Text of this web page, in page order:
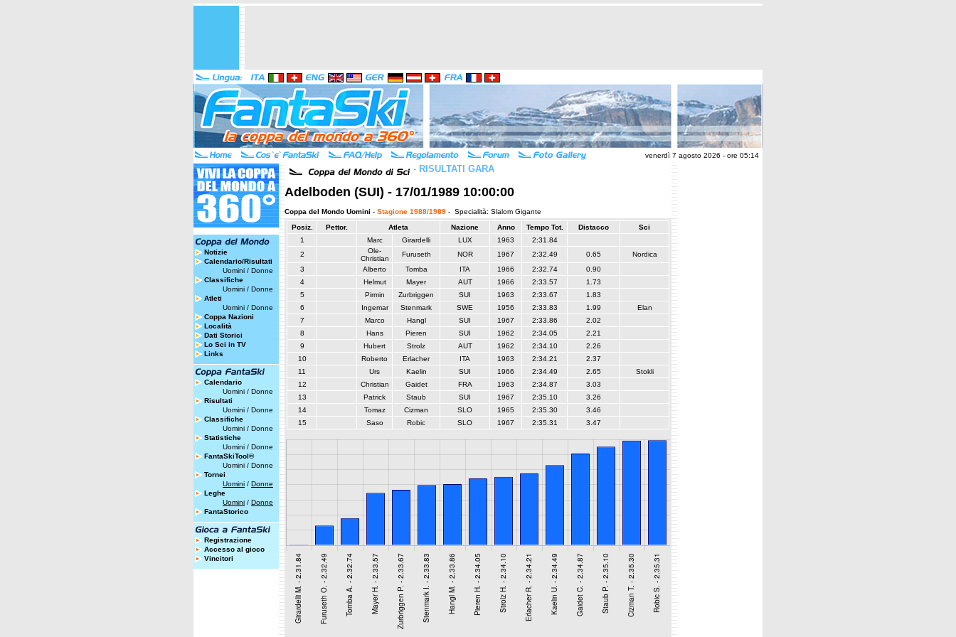
venerdì 7 agosto 2026 - ore 05:14
Notizie
Calendario/Risultati
Uomini / Donne
Classifiche
Uomini / Donne
Atleti
Uomini / Donne
Coppa Nazioni
Località
Dati Storici
Lo Sci in TV
Links
Calendario
Uomini / Donne
Risultati
Uomini / Donne
Classifiche
Uomini / Donne
Statistiche
Uomini / Donne
FantaSkiTool®
Uomini / Donne
Tornei
Uomini / Donne
Leghe
Uomini / Donne
FantaStorico
Registrazione
Accesso al gioco
Vincitori
- RISULTATI GARA
Adelboden (SUI) - 17/01/1989 10:00:00
Coppa del Mondo Uomini - Stagione 1988/1989 - Specialità: Slalom Gigante
Posiz. Pettor. Atleta Nazione Anno Tempo Tot. Distacco
Sci
1
Marc Girardelli LUX 1963
2:31.84
2
Ole-
Christian
Furuseth NOR 1967 2:32.49 0.65
Nordica
3
Alberto Tomba ITA 1966 2:32.74
0.90
4
Helmut Mayer AUT 1966 2:33.57
1.73
5
Pirmin Zurbriggen SUI 1963 2:33.67
1.83
6
Ingemar Stenmark SWE 1956 2:33.83 1.99
Elan
7
Marco Hangl SUI 1967 2:33.86
2.02
8
Hans Pieren SUI 1962 2:34.05
2.21
9
Hubert Strolz AUT 1962 2:34.10
2.26
10
Roberto Erlacher ITA 1963 2:34.21
2.37
11
Urs Kaelin SUI 1966 2:34.49 2.65
Stokli
12
Christian Gaidet FRA 1963 2:34.87
3.03
13
Patrick Staub SUI 1967 2:35.10
3.26
14
Tomaz Cizman SLO 1965 2:35.30
3.46
15
Saso Robic SLO 1967 2:35.31 3.47